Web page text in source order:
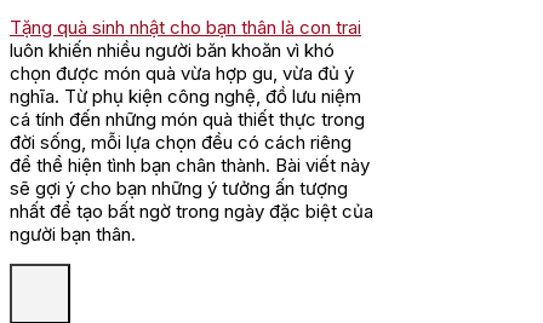
Tặng quà sinh nhật cho bạn thân là con trai
luôn khiến nhiều người băn khoăn vì khó
chọn được món quà vừa hợp gu, vừa đủ ý
nghĩa. Từ phụ kiện công nghệ, đồ lưu niệm
cá tính đến những món quà thiết thực trong
đời sống, mỗi lựa chọn đều có cách riêng
để thể hiện tình bạn chân thành. Bài viết này
sẽ gợi ý cho bạn những ý tưởng ấn tượng
nhất để tạo bất ngờ trong ngày đặc biệt của
người bạn thân.